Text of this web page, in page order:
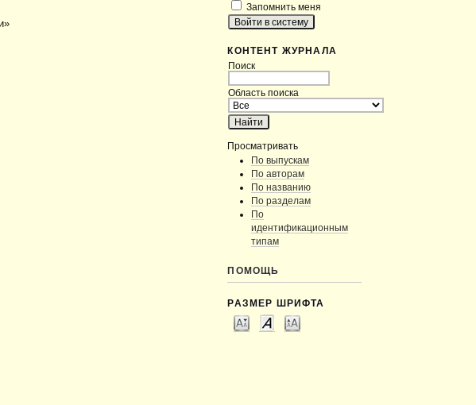
Запомнить меня
КОНТЕНТ ЖУРНАЛА
Поиск
Область поиска
Просматривать
По выпускам
По авторам
По названию
По разделам
По
идентификационным
типам
ПОМОЩЬ
РАЗМЕР ШРИФТА